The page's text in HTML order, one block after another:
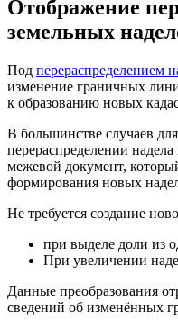
Отображение
земельных
Под перераспределением
изменение граничных
к образованию новых
В большинстве случаев
перераспределении
межевой документ,
формирования новых
Не требуется создание
при выделе доли из
При увеличении
Данные преобразования
сведений об изменённых